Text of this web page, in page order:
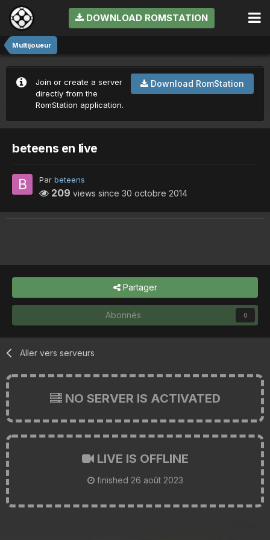
DOWNLOAD ROMSTATION
Multijoueur
Download RomStation
Join or create a server
directly from the
RomStation application.
beteens en live
Par beteens
209 views since 30 octobre 2014
Partager
Abonnés 0
Aller vers serveurs
NO SERVER IS ACTIVATED
LIVE IS OFFLINE
finished 26 août 2023